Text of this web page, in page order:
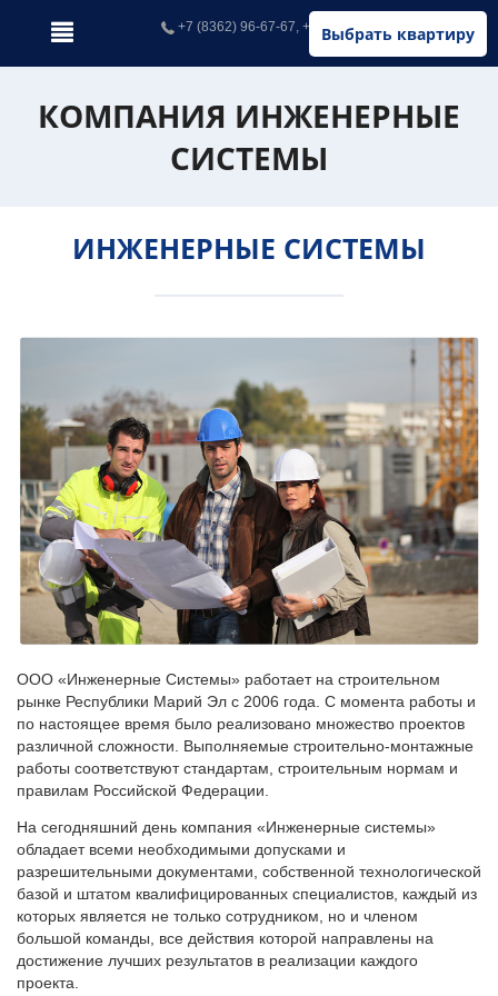
Выбрать квартиру
+7 (8362) 96-67-67, +7 (902) 326-67-67
КОМПАНИЯ ИНЖЕНЕРНЫЕ
СИСТЕМЫ
ИНЖЕНЕРНЫЕ СИСТЕМЫ
ООО «Инженерные Системы» работает на строительном
рынке Республики Марий Эл с 2006 года. С момента работы и
по настоящее время было реализовано множество проектов
различной сложности. Выполняемые строительно-монтажные
работы соответствуют стандартам, строительным нормам и
правилам Российской Федерации.
На сегодняшний день компания «Инженерные системы»
обладает всеми необходимыми допусками и
разрешительными документами, собственной технологической
базой и штатом квалифицированных специалистов, каждый из
которых является не только сотрудником, но и членом
большой команды, все действия которой направлены на
достижение лучших результатов в реализации каждого
проекта.